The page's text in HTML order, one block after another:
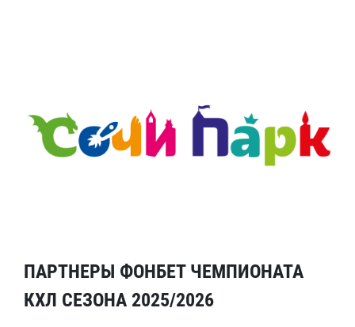
ПАРТНЕРЫ ФОНБЕТ ЧЕМПИОНАТА
КХЛ СЕЗОНА 2025/2026